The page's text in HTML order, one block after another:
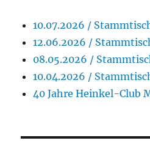
10.07.2026 /
12.06.2026 /
08.05.2026 /
10.04.2026 /
40 Jahre Heinkel-Club